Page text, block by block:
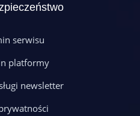
serwisu
platformy
newsletter